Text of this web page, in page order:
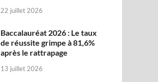
22 juillet 2026
Baccalauréat 2026 : Le taux
de réussite grimpe à 81,6%
après le rattrapage
13 juillet 2026